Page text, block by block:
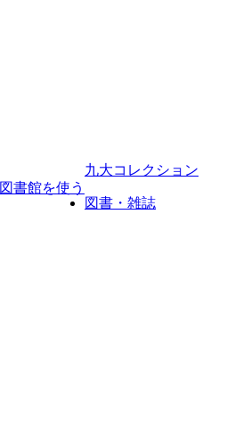
図書館を使う
九大コレクション
図書・雑誌